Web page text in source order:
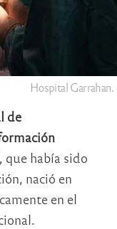
Hospital Garrahan.
de
, que había sido
nació en
en el